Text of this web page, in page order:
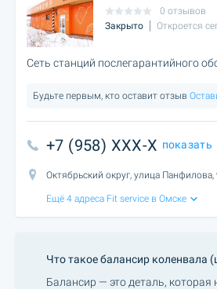
0 отзывов
Закрыто
Откроется
Сеть станций послегарантийного
Будьте первым, кто оставит отзыв
+7 (958) XXX-X показать
Октябрьский округ, улица Панфилова,
Ещё 4 адреса Fit service в Омске
Что такое балансир коленвала
Балансир — это деталь, которая